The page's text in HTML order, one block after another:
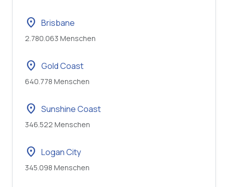
location_on Brisbane
2.780.063 Menschen
location_on Gold Coast
640.778 Menschen
location_on Sunshine Coast
346.522 Menschen
location_on Logan City
345.098 Menschen